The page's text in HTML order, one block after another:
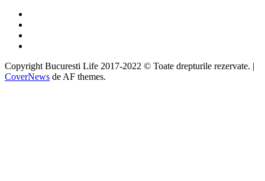
Copyright Bucuresti Life 2017-2022 © Toate drepturile rezervate. |
CoverNews de AF themes.